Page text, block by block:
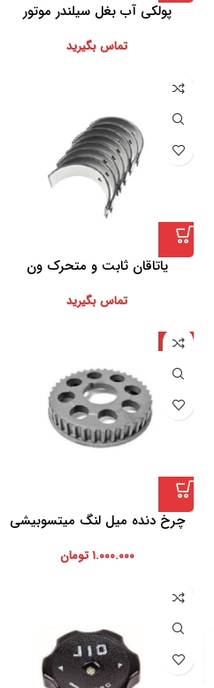
پولکی آب بغل سیلندر موتور
تماس بگیرید
یاتاقان ثابت و متحرک ون
تماس بگیرید
ژاپن
چرخ دنده میل لنگ میتسوبیشی
۱.۰۰۰.۰۰۰ تومان